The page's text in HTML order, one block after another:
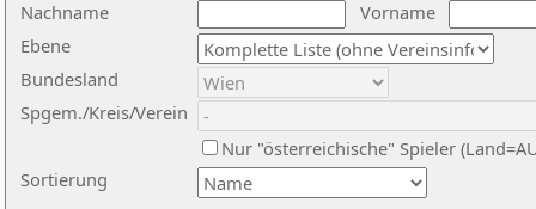
Nachname
Vorname
Ebene
Sortierung
Bundesland
Spgem./Kreis/Verein
Nur "österreichische" Spieler